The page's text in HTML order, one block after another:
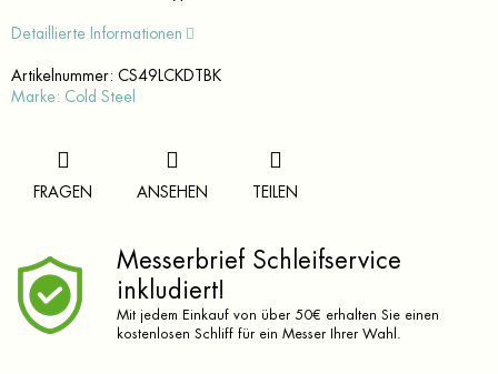
Detaillierte Informationen
Artikelnummer: CS49LCKDTBK
Marke: Cold Steel
FRAGEN ANSEHEN TEILEN
Messerbrief Schleifservice
inkludiert!
Mit jedem Einkauf von über 50€ erhalten Sie einen
kostenlosen Schliff für ein Messer Ihrer Wahl.